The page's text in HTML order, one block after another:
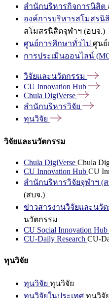
สำนักบริหารกิจการนิสิต
องค์การบริหารสโมสรนิ
สโมสรนิสิตจุฬาฯ (อบจ.)
ศูนย์การศึกษาทั่วไป ศูนย์
การประเมินออนไลน์
วิจัยและนวัตกรรม
CU Innovation Hub
Chula DigiVerse
สำนักบริหารวิจัย
ทุนวิจัย
วิจัยและนวัตกรรม
Chula DigiVerse Chula
CU Innovation Hub CU
สำนักบริหารวิจัยจุฬาฯ (
(สบจ.)
ข่าวสารงานวิจัยและนวั
นวัตกรรม
CU Social Innovation Hub
CU-Daily Research CU-
ทุนวิจัย
ทุนวิจัย ทุนวิจัย
ทุนวิจัยในประเทศ ทุนวิจั